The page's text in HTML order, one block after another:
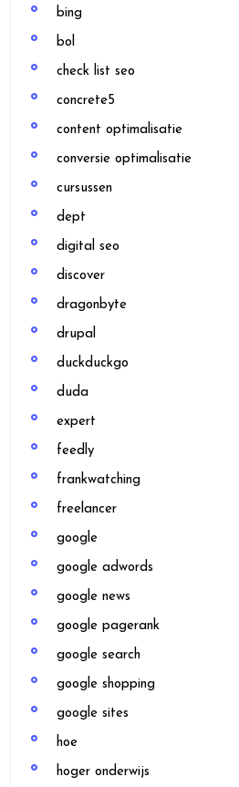
bing
bol
check list seo
concrete5
content optimalisatie
conversie optimalisatie
cursussen
dept
digital seo
discover
dragonbyte
drupal
duckduckgo
duda
expert
feedly
frankwatching
freelancer
google
google adwords
google news
google pagerank
google search
google shopping
google sites
hoe
hoger onderwijs